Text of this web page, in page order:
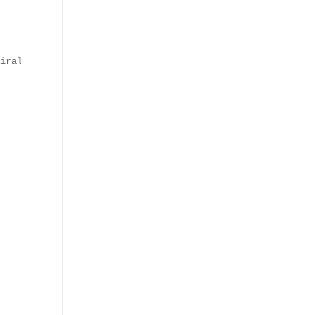
sur TikTok, devenu symbole de la **restauration